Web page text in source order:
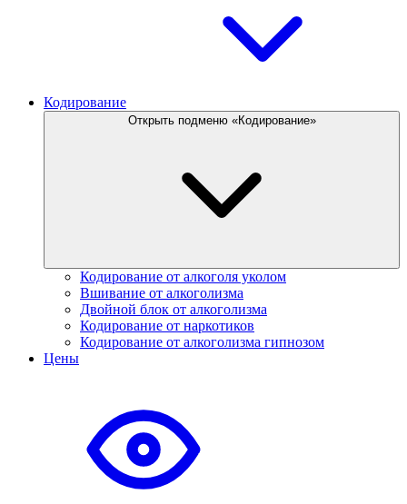
Кодирование
Открыть подменю «Кодирование»
Кодирование от алкоголя уколом
Вшивание от алкоголизма
Двойной блок от алкоголизма
Кодирование от наркотиков
Кодирование от алкоголизма гипнозом
Цены